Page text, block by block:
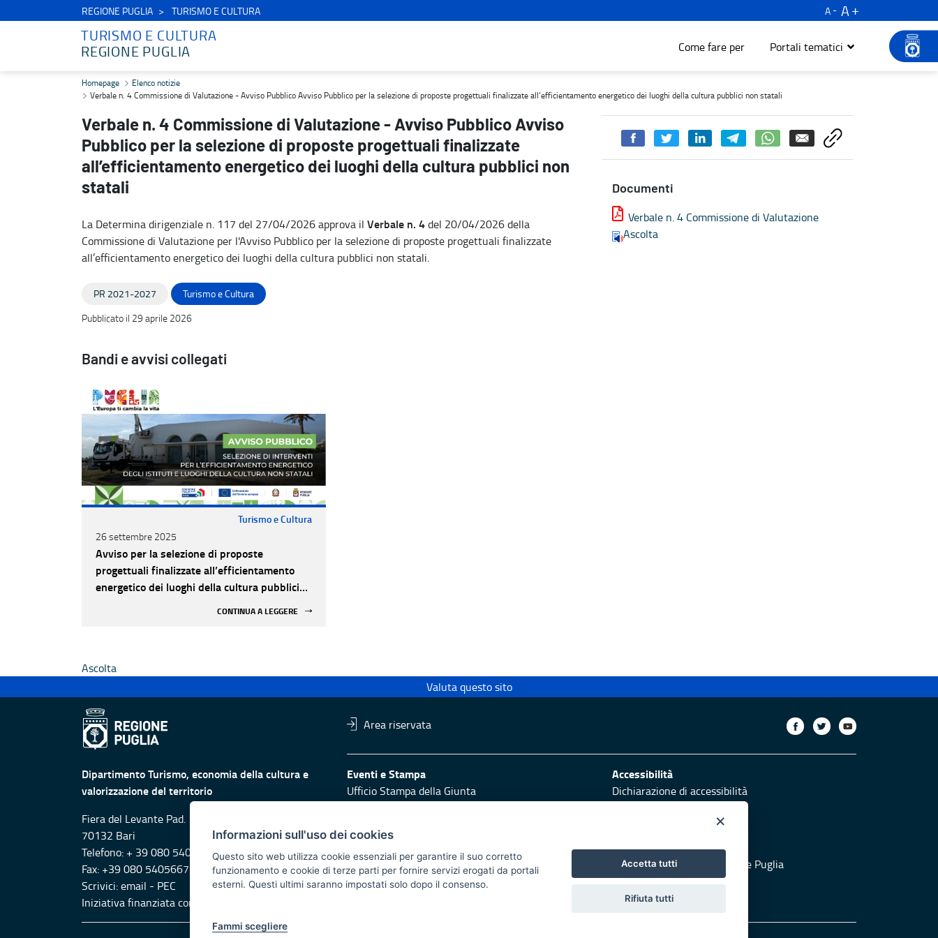
REGIONE PUGLIA TURISMO E CULTURA A
A
TURISMO E CULTURA
REGIONE PUGLIA
Come fare per Portali tematici
Verbale n. 4 Commissione di Valutazione - Avviso Pubblico Avviso Pubblico per la selezione di proposte progettuali finalizzate all’efficientamento energetico dei luoghi della cultura pubblici non
Homepage
Elenco notizie
Verbale n. 4 Commissione di Valutazione - Avviso Pubblico Avviso Pubblico per la selezione di proposte progettuali finalizzate all’efficientamento energetico dei luoghi della cultura pubblici non statali
Verbale n. 4 Commissione di Valutazione - Avviso Pubblico Avviso
Pubblico per la selezione di proposte progettuali finalizzate
all’efficientamento energetico dei luoghi della cultura pubblici non
statali
La Determina dirigenziale n. 117 del 27/04/2026 approva il Verbale n. 4del 20/04/2026 della
Commissione di Valutazione per l'Avviso Pubblico per la selezione di proposte progettuali finalizzate
all’efficientamento energetico dei luoghi della cultura pubblici non statali.
Documenti
Verbale n. 4 Commissione di Valutazione
Ascolta
PR 2021-2027
Turismo e Cultura
Pubblicato il 29 aprile 2026
Bandi e avvisi collegati
Turismo e Cultura
26 settembre 2025
Avviso per la selezione di proposte
progettuali finalizzate all’efficientamento
energetico dei luoghi della cultura pubblici
CONTINUA A LEGGERE
Ascolta
Valuta questo sito
Area riservata
Dipartimento Turismo, economia della cultura e
valorizzazione del territorio
Fiera del Levante Pad. 107, Lungomare Starita -
70132 Bari
Telefono: + 39 080 5405615
Fax: +39 080 5405667
Scrivici:email - PEC
Eventi e Stampa
Ufficio Stampa della Giunta
Press Regione
Accessibilità
Dichiarazione di accessibilità
Obiettivi di accessibilità
Responsabili di pubblicazione
Protezione civile
Vai al sito di Protezione Civile Puglia
Iniziativa finanziata con risorse del POR Puglia 2014/2020 - Asse XI
×
Informazioni sull'uso dei cookies
Questo sito web utilizza cookie essenziali per garantire il suo corretto
funzionamento e cookie di terze parti per fornire servizi erogati da portali
esterni. Questi ultimi saranno impostati solo dopo il consenso.
Fammi scegliere
Accetta tutti
Rifiuta tutti